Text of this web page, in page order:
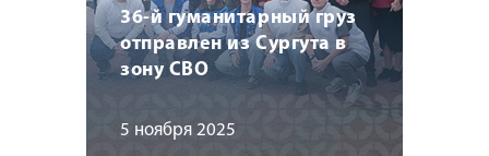
36-й гуманитарный груз
отправлен из Сургута в
зону СВО
5 ноября 2025